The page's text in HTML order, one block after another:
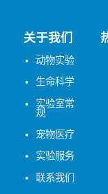
关于我们
动物实验
生命科学
实验室常
规
宠物医疗
实验服务
联系我们